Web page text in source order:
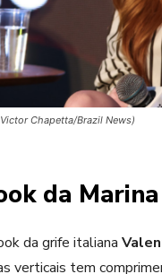
Chapetta/Brazil News)
da
da grife italiana
verticais tem